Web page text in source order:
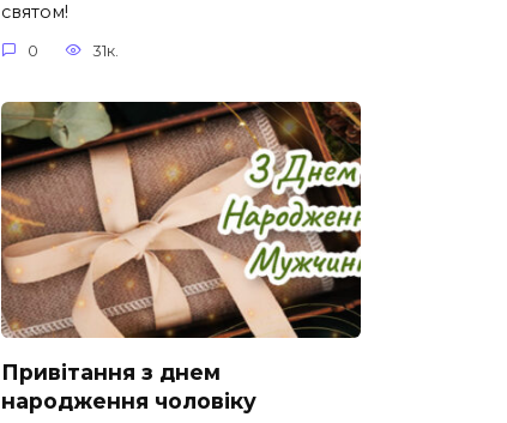
святом!
0 31к.
Привітання з днем
народження чоловіку